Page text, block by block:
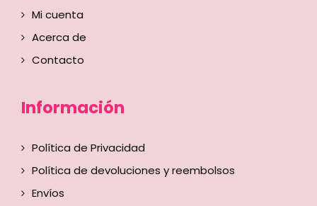
Mi cuenta
Acerca de
Contacto
Información
Política de Privacidad
Política de devoluciones y reembolsos
Envíos